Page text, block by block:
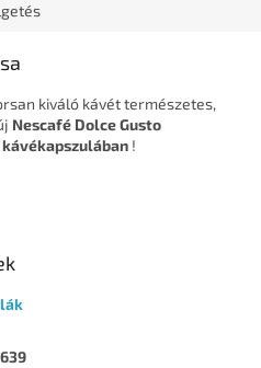
kiváló kávét természetes,
Nescafé Dolce Gusto
kávékapszulában !